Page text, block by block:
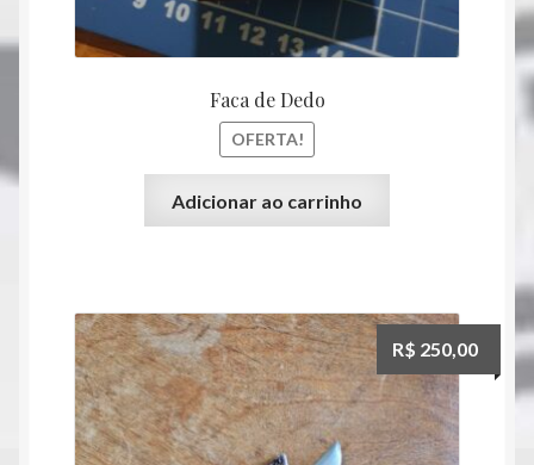
Faca de Dedo
OFERTA!
Adicionar ao carrinho
R$ 250,00